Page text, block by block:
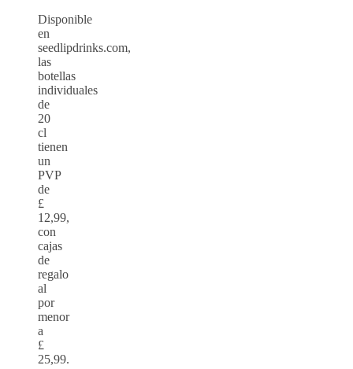
Disponible
en
seedlipdrinks.com,
las
botellas
individuales
de
20
cl
tienen
un
PVP
de
£
12,99,
con
cajas
de
regalo
al
por
menor
a
£
25,99.